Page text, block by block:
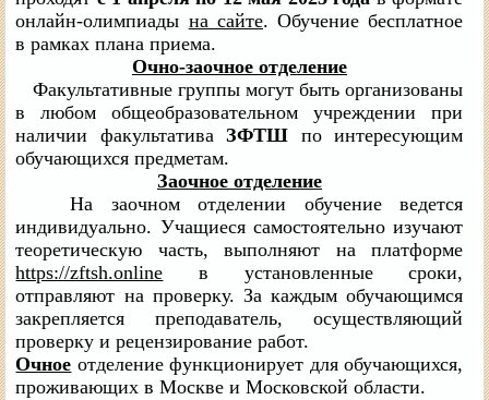
онлайн-олимпиады на сайте. Обучение бесплатное
в рамках плана приема.
Очно-заочное отделение
Факультативные группы могут быть организованы
в любом общеобразовательном учреждении при
наличии факультативаЗФТШ по интересующим
обучающихся предметам.
Заочное отделение
На заочном отделении обучение ведется
индивидуально. Учащиеся самостоятельно изучают
теоретическую часть, выполняют на платформе
https://zftsh.online в установленные сроки,
отправляют на проверку. За каждым обучающимся
закрепляется преподаватель, осуществляющий
проверку и рецензирование работ.
Очное отделение функционирует для обучающихся,
проживающих в Москве и Московской области.